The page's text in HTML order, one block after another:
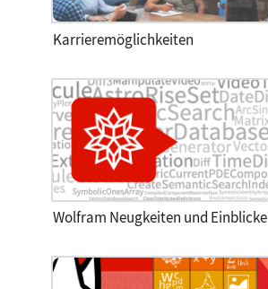
Karrieremöglichkeiten
Wolfram Neugkeiten und Einblicke